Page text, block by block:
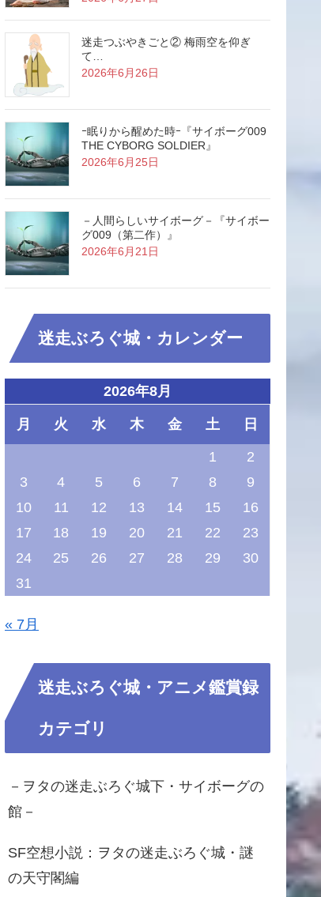
迷走つぶやきごと② 梅雨空を仰ぎ
て…
2026年6月26日
ｰ眠りから醒めた時ｰ『サイボーグ009
THE CYBORG SOLDIER』
2026年6月25日
－人間らしいサイボーグ－『サイボー
グ009（第二作）』
2026年6月21日
迷走ぶろぐ城・カレンダー
2026年8月
月 火 水 木 金 土 日
1
2
3
4 5 6 7 8
9
10
11 12 13 14 15
16
17
18 19 20 21 22
23
24
25 26 27 28 29
30
31
« 7月
迷走ぶろぐ城・アニメ鑑賞録
カテゴリ
－ヲタの迷走ぶろぐ城下・サイボーグの
館－
SF空想小説：ヲタの迷走ぶろぐ城・謎
の天守閣編